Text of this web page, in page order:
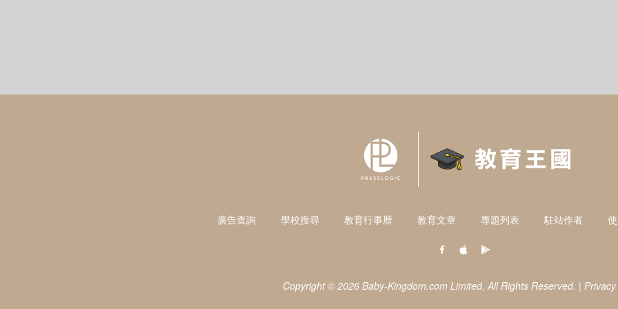
廣告查詢 學校搜尋 教育行事曆 教育文章 專題列表 駐站作者
Copyright © 2026 Baby-Kingdom.com Limited, All Rights Reserved. |